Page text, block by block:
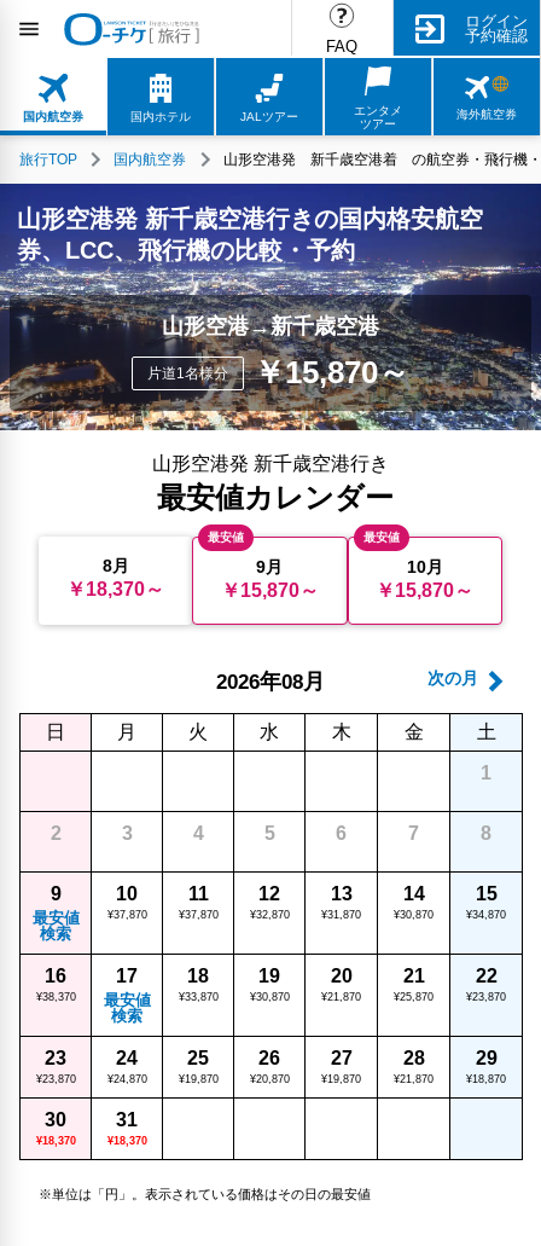
FAQ
ログイン
予約確認
国内航空券 国内ホテル JALツアー
エンタメ
ツアー
海外航空券
旅行TOP 国内航空券 山形空港発 新千歳空港着 の航空券・飛行機
山形空港発 新千歳空港行きの国内格安航空
券、LCC、飛行機の比較・予約
山形空港→新千歳空港
片道1名様分 ￥15,870～
山形空港発 新千歳空港行き
最安値カレンダー
8月
￥18,370～
最安値
9月
￥15,870～
最安値
10月
￥15,870～
次の月
2026年08月
日 月 火 水 木 金
土
1
2 3 4 5 6 7 8
9
最安値
検索
10
¥37,870
11
¥37,870
12
¥32,870
13
¥31,870
14
¥30,870
15
¥34,870
16
¥38,370
17
最安値
検索
18
¥33,870
19
¥30,870
20
¥21,870
21
¥25,870
22
¥23,870
23
¥23,870
24
¥24,870
25
¥19,870
26
¥20,870
27
¥19,870
28
¥21,870
29
¥18,870
30
¥18,370
31
¥18,370
※単位は「円」。表示されている価格はその日の最安値